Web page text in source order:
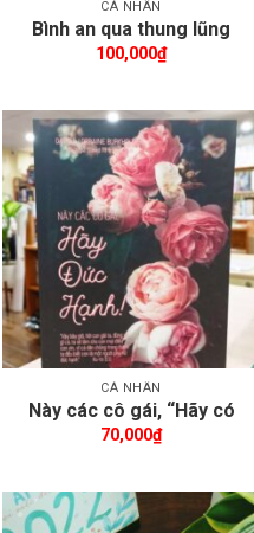
CÁ NHÂN
Bình an qua thung lũng
chết
100,000₫
Thêm wishlist
CÁ NHÂN
Này các cô gái, “Hãy có
Đức Hạnh!”
70,000₫